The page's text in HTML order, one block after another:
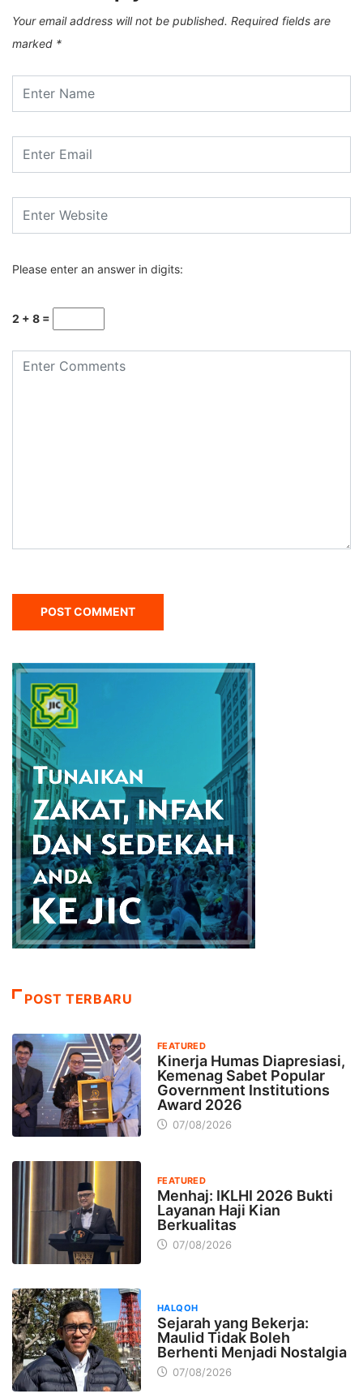
Your email address will not be published. Required fields are
marked *
Please enter an answer in digits:
2 + 8 =
POST TERBARU
FEATURED
Kinerja Humas Diapresiasi,
Kemenag Sabet Popular
Government Institutions
Award 2026
07/08/2026
FEATURED
Menhaj: IKLHI 2026 Bukti
Layanan Haji Kian
Berkualitas
07/08/2026
HALQOH
Sejarah yang Bekerja:
Maulid Tidak Boleh
Berhenti Menjadi Nostalgia
07/08/2026